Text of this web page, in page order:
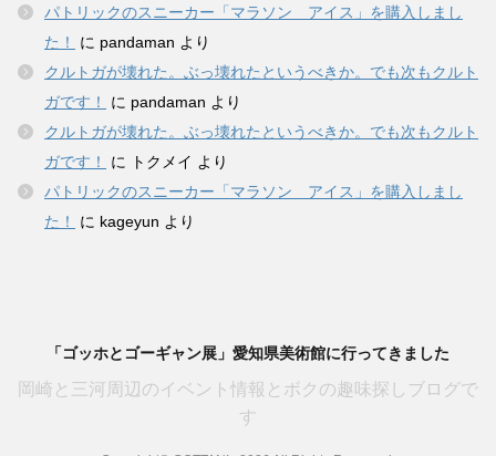
パトリックのスニーカー「マラソン アイス」を購入しまし
た！
に pandaman より
クルトガが壊れた。ぶっ壊れたというべきか。でも次もクルト
ガです！
に pandaman より
クルトガが壊れた。ぶっ壊れたというべきか。でも次もクルト
ガです！
に トクメイ より
パトリックのスニーカー「マラソン アイス」を購入しまし
た！
に kageyun より
「ゴッホとゴーギャン展」愛知県美術館に行ってきました
岡崎と三河周辺のイベント情報とボクの趣味探しブログで
す